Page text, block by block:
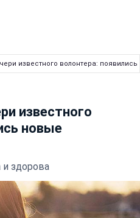
известного волонтера:
известного
новые
здорова